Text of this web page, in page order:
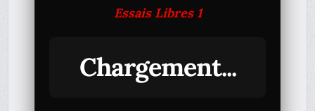
Essais Libres 1
Chargement...